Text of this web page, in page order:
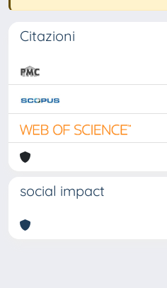
Citazioni
social impact